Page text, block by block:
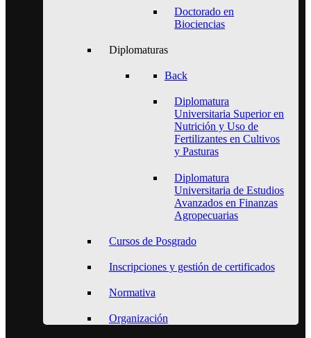
Doctorado en
Biociencias
Diplomaturas
Back
Diplomatura
Universitaria Superior en
Nutrición y Uso de
Fertilizantes en Cultivos
y Pasturas
Diplomatura
Universitaria de Estudios
Avanzados en Finanzas
Agropecuarias
Cursos de Posgrado
Inscripciones y gestión de certificados
Normativa
Organización